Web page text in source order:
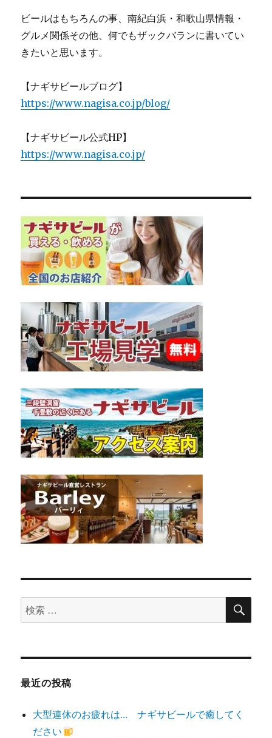
ビールはもちろんの事、南紀白浜・和歌山県情報・
グルメ関係その他、何でもザックバランに書いてい
きたいと思います。
【ナギサビールブログ】
https://www.nagisa.co.jp/blog/
【ナギサビール公式HP】
https://www.nagisa.co.jp/
検
索
象:
検
最近の投稿
大型連休のお疲れは… ナギサビールで癒してく
ださい